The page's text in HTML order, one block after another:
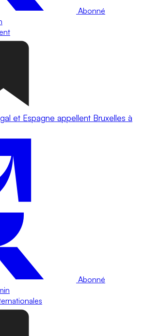
Abonné
et Espagne appellent Bruxelles à
Abonné